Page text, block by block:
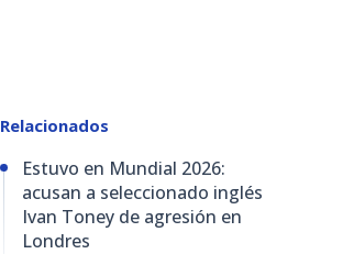
Relacionados
Estuvo en Mundial 2026:
acusan a seleccionado inglés
Ivan Toney de agresión en
Londres